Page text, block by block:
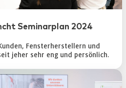
Seminarplan 2024
Fensterherstellern und
jeher sehr eng und persönlich.